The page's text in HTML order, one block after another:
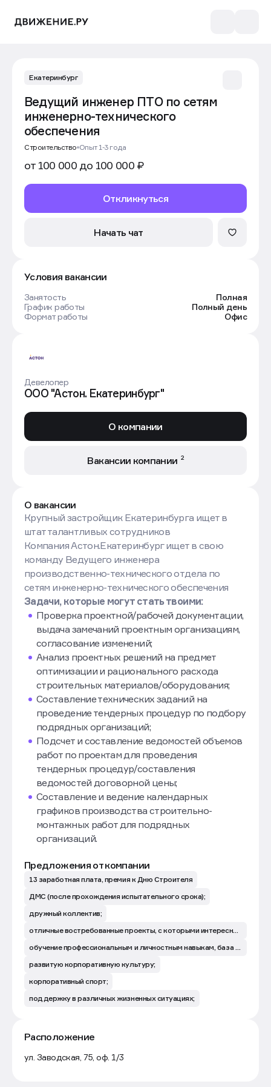
Екатеринбург
Ведущий инженер ПТО по сетям
инженерно-технического
обеспечения
Строительство Опыт 1-3 года
от 100 000 до 100 000 ₽
Откликнуться
Начать чат
Условия вакансии
Занятость
Полная
График работы
Полный день
Формат работы
Офис
ООО "Астон. Екатеринбург"
Девелопер
О компании
Вакансии компании 2
О вакансии
Крупный застройщик Екатеринбурга ищет в
штат талантливых сотрудников
Компания Астон.Екатеринбург ищет в свою
команду Ведущего инженера
производственно-технического отдела по
сетям инженерно-технического обеспечения
Задачи, которые могут стать твоими:
Проверка проектной/рабочей документации,
выдача замечаний проектным организациям,
согласование изменений;
Анализ проектных решений на предмет
оптимизации и рационального расхода
строительных материалов/оборудования;
Составление технических заданий на
проведение тендерных процедур по подбору
подрядных организаций;
Подсчет и составление ведомостей объемов
работ по проектам для проведения
тендерных процедур/составления
ведомостей договорной цены;
Составление и ведение календарных
графиков производства строительно-
монтажных работ для подрядных
организаций.
Предложения от компании
13 заработная плата, премия к Дню Строителя
ДМС (после прохождения испытательного срока);
дружный коллектив;
отличные востребованные проекты, с которыми интересно работать; адекватное руководство;
обучение профессиональным и личностным навыкам, база знаний в свободном доступе. Регулярная обратная связь с обсуждением эффективности и перспектив;
развитую корпоративную культуру;
корпоративный спорт;
поддержку в различных жизненных ситуациях;
Расположение
ул. Заводская, 75, оф. 1/3